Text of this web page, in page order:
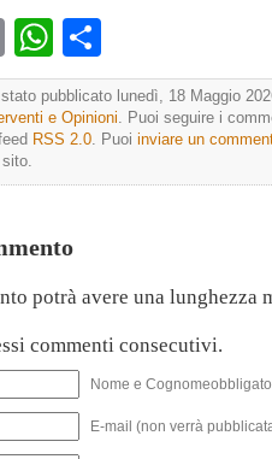
EmailWhatsApp
pubblicato lunedì, 18 Maggio
e Opinioni. Puoi seguire i
RSS 2.0. Puoi inviare un
potrà avere una lunghezza
commenti consecutivi.
Nome e
E-mail (non verrà